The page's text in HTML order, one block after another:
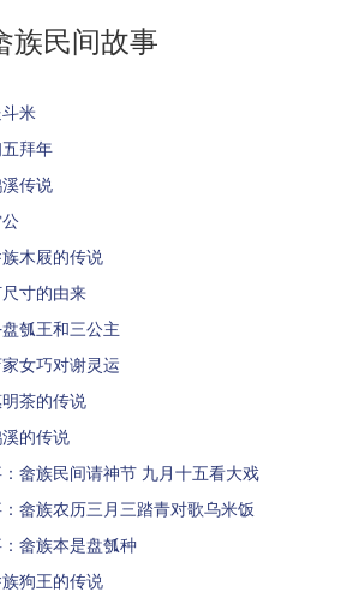
族民间故事
米
拜年
传说
木屐的传说
寸的由来
瓠王和三公主
女巧对谢灵运
茶的传说
的传说
畲族民间请神节 九月十五看大戏
畲族农历三月三踏青对歌乌米饭
畲族本是盘瓠种
狗王的传说